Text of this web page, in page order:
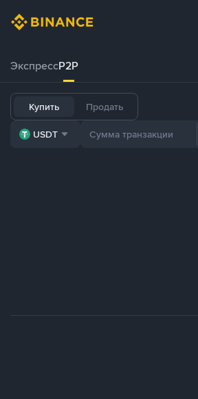
ЭкспрессP2P
Купить Продать
USDT